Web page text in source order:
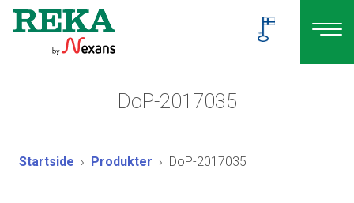
DoP-2017035
Startside Produkter DoP-2017035